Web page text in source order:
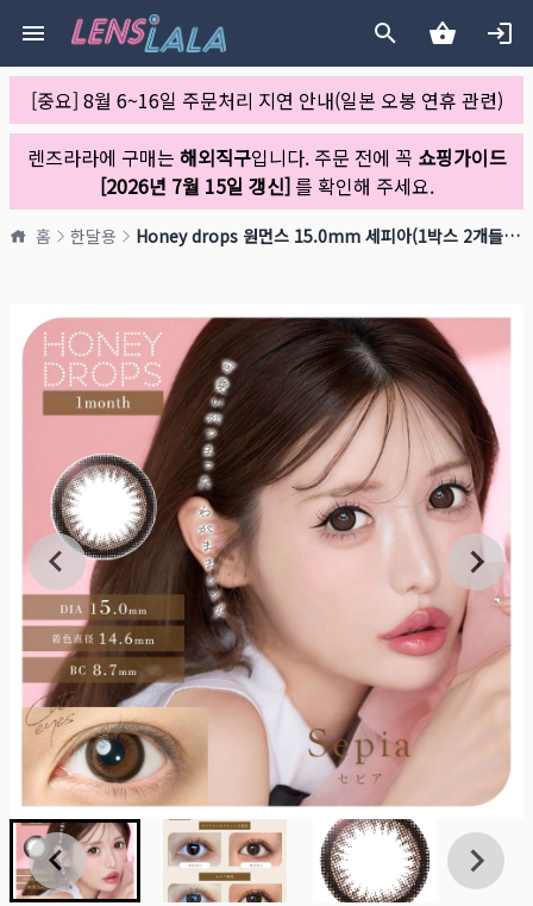
[중요] 8월 6~16일 주문처리 지연 안내(일본 오봉 연휴 관련)
렌즈라라에 구매는 해외직구입니다. 주문 전에 꼭 쇼핑가이드
[2026년 7월 15일 갱신]를 확인해 주세요.
홈 한달용 Honey drops 원먼스 15.0mm 세피아(1박스 2개들이)